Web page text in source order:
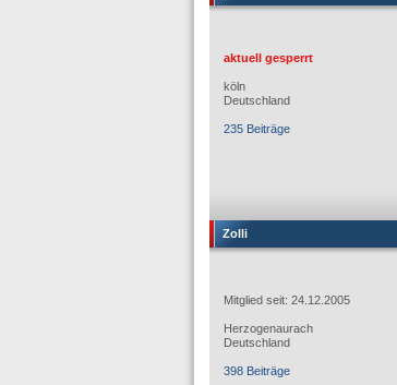
aktuell gesperrt
köln
Deutschland
235 Beiträge
Zolli
Mitglied seit: 24.12.2005
Herzogenaurach
Deutschland
398 Beiträge